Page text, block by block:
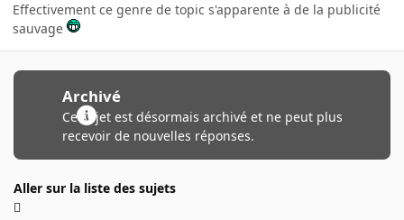
Effectivement ce genre de topic s'apparente à de la publicité
sauvage
Archivé
Ce sujet est désormais archivé et ne peut plus
recevoir de nouvelles réponses.
Aller sur la liste des sujets